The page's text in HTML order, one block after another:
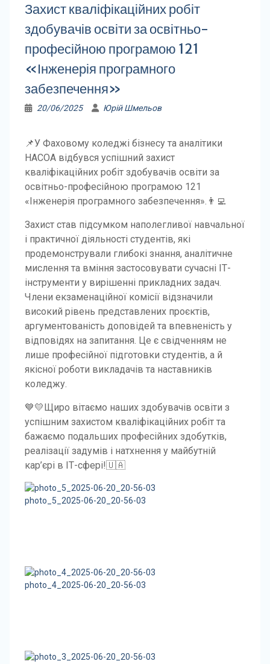
Захист кваліфікаційних робіт
здобувачів освіти за освітньо-
професійною програмою 121
«Інженерія програмного
забезпечення»
20/06/2025 Юрій Шмельов
📌У Фаховому коледжі бізнесу та аналітики
НАСОА відбувся успішний захист
кваліфікаційних робіт здобувачів освіти за
освітньо-професійною програмою 121
«Інженерія програмного забезпечення».👨‍💻
Захист став підсумком наполегливої навчальної
і практичної діяльності студентів, які
продемонстрували глибокі знання, аналітичне
мислення та вміння застосовувати сучасні ІТ-
інструменти у вирішенні прикладних задач.
Члени екзаменаційної комісії відзначили
високий рівень представлених проєктів,
аргументованість доповідей та впевненість у
відповідях на запитання. Це є свідченням не
лише професійної підготовки студентів, а й
якісної роботи викладачів та наставників
коледжу.
💙💛Щиро вітаємо наших здобувачів освіти з
успішним захистом кваліфікаційних робіт та
бажаємо подальших професійних здобутків,
реалізації задумів і натхнення у майбутній
кар’єрі в ІТ-сфері!🇺🇦
photo_5_2025-06-20_20-56-03
photo_4_2025-06-20_20-56-03